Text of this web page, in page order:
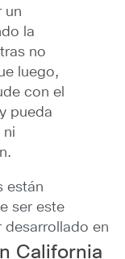
un
la
no
luego,
con el
pueda
ni
están
ser este
en
California